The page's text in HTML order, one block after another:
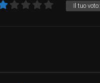
Il tuo voto: